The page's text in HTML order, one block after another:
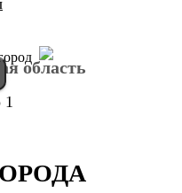
область
1